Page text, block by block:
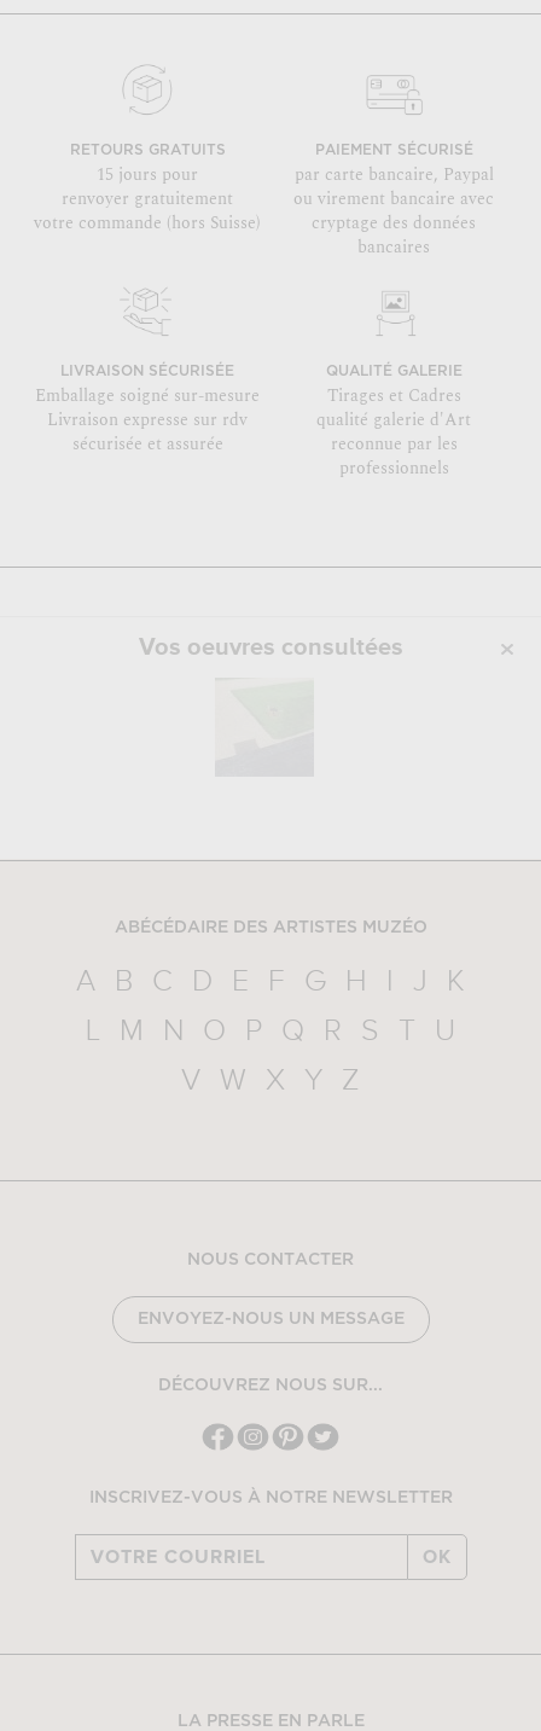
RETOURS GRATUITS
15 jours pour
renvoyer gratuitement
votre commande (hors Suisse)
PAIEMENT SÉCURISÉ
par carte bancaire, Paypal
ou virement bancaire avec
cryptage des données
bancaires
LIVRAISON SÉCURISÉE
Emballage soigné sur-mesure
Livraison expresse sur rdv
sécurisée et assurée
QUALITÉ GALERIE
Tirages et Cadres
qualité galerie d'Art
reconnue par les
professionnels
Vos oeuvres consultées
ABÉCÉDAIRE DES ARTISTES MUZÉO
A B C D E F G H J
K
L
M N O P Q R S
U
V
W X Y Z
NOUS CONTACTER
ENVOYEZ-NOUS UN MESSAGE
DÉCOUVREZ NOUS SUR...
INSCRIVEZ-VOUS À NOTRE NEWSLETTER
OK
LA PRESSE EN PARLE